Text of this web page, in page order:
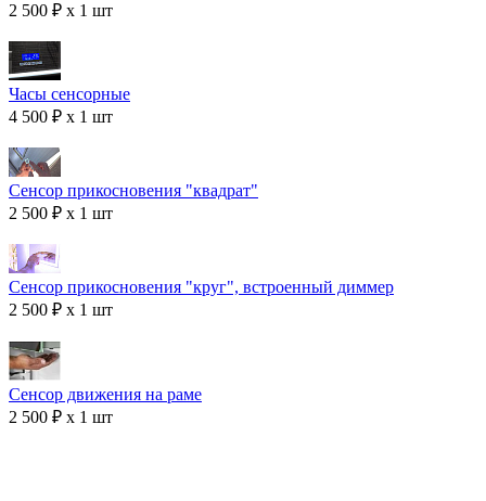
2 500 ₽ x 1 шт
Часы сенсорные
4 500 ₽ x 1 шт
Сенсор прикосновения "квадрат"
2 500 ₽ x 1 шт
Сенсор прикосновения "круг", встроенный диммер
2 500 ₽ x 1 шт
Сенсор движения на раме
2 500 ₽ x 1 шт